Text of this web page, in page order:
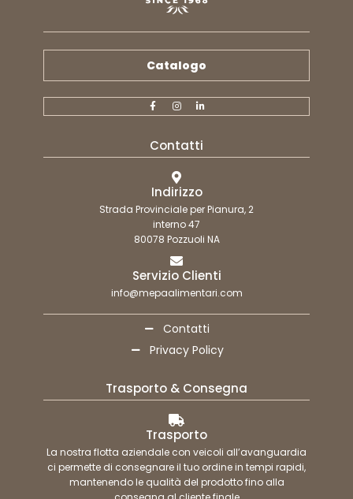
Catalogo
Contatti
Indirizzo
Strada Provinciale per Pianura, 2
interno 47
80078 Pozzuoli NA
Servizio Clienti
info@mepaalimentari.com
Contatti
Privacy Policy
Trasporto & Consegna
Trasporto
La nostra flotta aziendale con veicoli all’avanguardia
ci permette di consegnare il tuo ordine in tempi rapidi,
mantenendo le qualità del prodotto fino alla